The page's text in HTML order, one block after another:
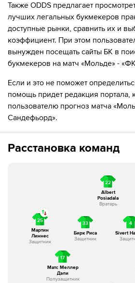
забивает гол!
90´+3
Игрок "ФК Сандефьорд"
получает жёлтую карточку
90´+4
Игрок "Мольде" Isak Helstad
жёлтую карточку
жёлтую карточку
Также ODDS предлагает
лучших легальных букмекеров
доступные рынки, сравнить их и
коэффициент. При этом
вынужден посещать сайты БК в
букмекеров на матч «Мольде» -
Если и это не поможет
помощь придет редакция портала,
пользователю прогноз матча
Сандефьорд».
Расстановка команд
22
Albert
Posiadala
Вратарь
25
Мартин
Линнес
Защитник
33
Бирк Риса
Защитник
4
Sivert
17
Матс Меллер
Дэли
Полузащитник